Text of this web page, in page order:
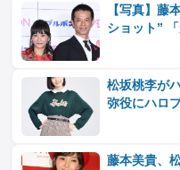
【写真】藤
ショット”
松坂桃李が
弥役にハロ
藤本美貴、